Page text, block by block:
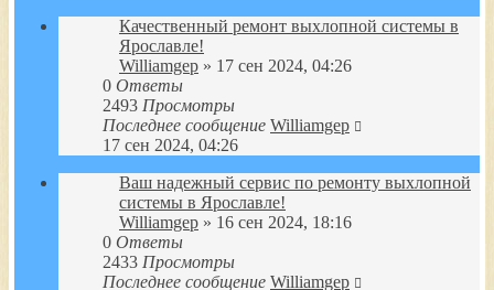
Качественный ремонт выхлопной системы в
Ярославле!
Williamgep » 17 сен 2024, 04:26
0 Ответы
2493 Просмотры
Последнее сообщение Williamgep
17 сен 2024, 04:26
Ваш надежный сервис по ремонту выхлопной
системы в Ярославле!
Williamgep » 16 сен 2024, 18:16
0 Ответы
2433 Просмотры
Последнее сообщение Williamgep